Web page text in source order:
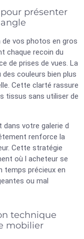
présenter
de vos photos en gros
chaque recoin du
de prises de vues. La
couleurs bien plus
Cette clarté rassure
tissus sans utiliser de
votre galerie d
renforce la
Cette stratégie
où l acheteur se
temps précieux en
ou mal
technique
mobilier